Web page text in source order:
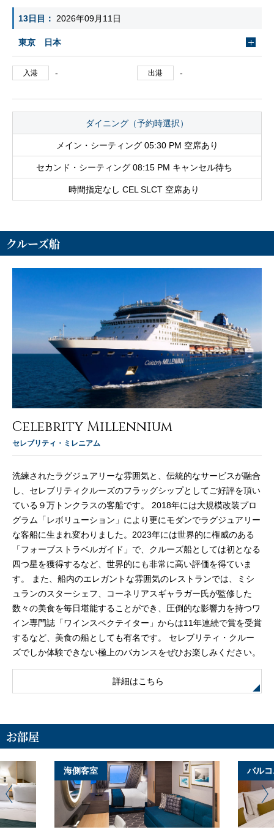
13日目 2026年09月11日
東京 日本
入港 - 出港 -
ダイニング（予約時選択）
メイン・シーティング 05:30 PM 空席あり
セカンド・シーティング 08:15 PM キャンセル待ち
時間指定なし CEL SLCT 空席あり
クルーズ船
Celebrity Millennium
セレブリティ・ミレニアム
洗練されたラグジュアリーな雰囲気と、伝統的なサービスが融合
し、セレブリティクルーズのフラッグシップとしてご好評を頂い
ている９万トンクラスの客船です。 2018年には大規模改装プロ
グラム「レボリューション」により更にモダンでラグジュアリー
な客船に生まれ変わりました。2023年には世界的に権威のある
「フォーブストラベルガイド」で、クルーズ船としては初となる
四つ星を獲得するなど、世界的にも非常に高い評価を得ていま
す。 また、船内のエレガントな雰囲気のレストランでは、ミシ
ュランのスターシェフ、コーネリアスギャラガー氏が監修した
数々の美食を毎日堪能することができ、圧倒的な影響力を持つワ
イン専門誌「ワインスペクテイター」からは11年連続で賞を受賞
するなど、美食の船としても有名です。 セレブリティ・クルー
ズでしか体験できない極上のバカンスをぜひお楽しみください。
詳細はこちら
お部屋
海側客室 バル